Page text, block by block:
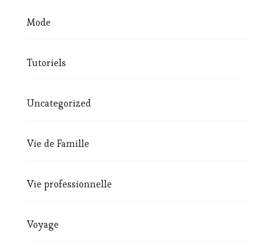
Mode
Tutoriels
Uncategorized
Vie de Famille
Vie professionnelle
Voyage